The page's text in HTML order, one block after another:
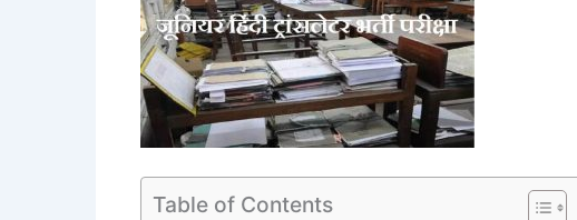
Table of Contents